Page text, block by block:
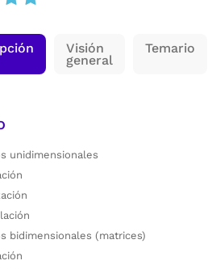
Visión
general
Temario
unidimensionales
bidimensionales (matrices)